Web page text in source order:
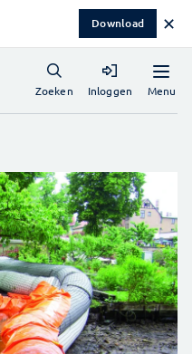
Download ✕
Menu
Zoeken Inloggen